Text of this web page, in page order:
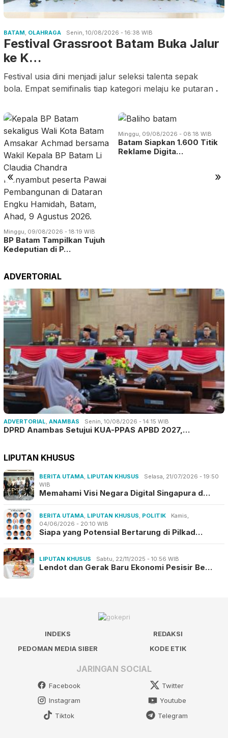
BATAM, OLAHRAGA Senin, 10/08/2026 - 16:38 WIB
Festival Grassroot Batam Buka Jalur
ke K…
Festival usia dini menjadi jalur seleksi talenta sepak
bola. Empat semifinalis tiap kategori melaju ke putaran .
« »
Minggu, 09/08/2026 - 18:19 WIB
BP Batam Tampilkan Tujuh
Kedeputian di P…
Minggu, 09/08/2026 - 08:18 WIB
Batam Siapkan 1.600 Titik
Reklame Digita…
ADVERTORIAL
ADVERTORIAL, ANAMBAS Senin, 10/08/2026 - 14:15 WIB
DPRD Anambas Setujui KUA-PPAS APBD 2027,…
LIPUTAN KHUSUS
BERITA UTAMA, LIPUTAN KHUSUS
Selasa, 21/07/2026 - 19:50
WIB
Memahami Visi Negara Digital Singapura d…
BERITA UTAMA, LIPUTAN KHUSUS, POLITIK
Kamis,
04/06/2026 - 20:10 WIB
Siapa yang Potensial Bertarung di Pilkad…
LIPUTAN KHUSUS Sabtu, 22/11/2025 - 10:56 WIB
Lendot dan Gerak Baru Ekonomi Pesisir Be…
INDEKS
REDAKSI
PEDOMAN MEDIA SIBER
KODE ETIK
JARINGAN SOCIAL
Facebook
Twitter
Instagram
Youtube
Tiktok
Telegram